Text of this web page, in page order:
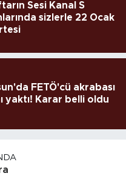
Sesi Kanal S
sizlerle 22 Ocak
FETÖ'cü akrabası
yaktı! Karar belli oldu